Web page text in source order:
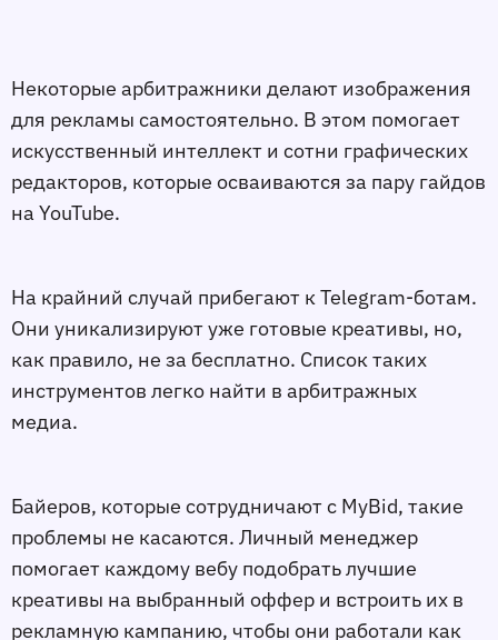
Некоторые арбитражники делают изображения
для рекламы самостоятельно. В этом помогает
искусственный интеллект и сотни графических
редакторов, которые осваиваются за пару гайдов
на YouTube.
На крайний случай прибегают к Telegram-ботам.
Они уникализируют уже готовые креативы, но,
как правило, не за бесплатно. Список таких
инструментов легко найти в арбитражных
медиа.
Байеров, которые сотрудничают с MyBid, такие
проблемы не касаются. Личный менеджер
помогает каждому вебу подобрать лучшие
креативы на выбранный оффер и встроить их в
рекламную кампанию, чтобы они работали как